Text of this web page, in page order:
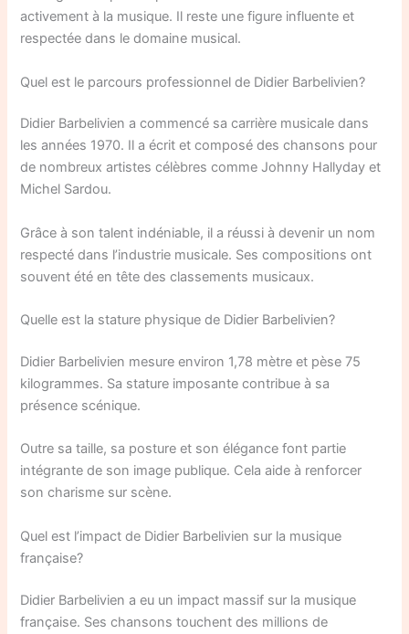
activement à la musique. Il reste une figure influente et
respectée dans le domaine musical.
Quel est le parcours professionnel de Didier Barbelivien?
Didier Barbelivien a commencé sa carrière musicale dans
les années 1970. Il a écrit et composé des chansons pour
de nombreux artistes célèbres comme Johnny Hallyday et
Michel Sardou.
Grâce à son talent indéniable, il a réussi à devenir un nom
respecté dans l’industrie musicale. Ses compositions ont
souvent été en tête des classements musicaux.
Quelle est la stature physique de Didier Barbelivien?
Didier Barbelivien mesure environ 1,78 mètre et pèse 75
kilogrammes. Sa stature imposante contribue à sa
présence scénique.
Outre sa taille, sa posture et son élégance font partie
intégrante de son image publique. Cela aide à renforcer
son charisme sur scène.
Quel est l’impact de Didier Barbelivien sur la musique
française?
Didier Barbelivien a eu un impact massif sur la musique
française. Ses chansons touchent des millions de